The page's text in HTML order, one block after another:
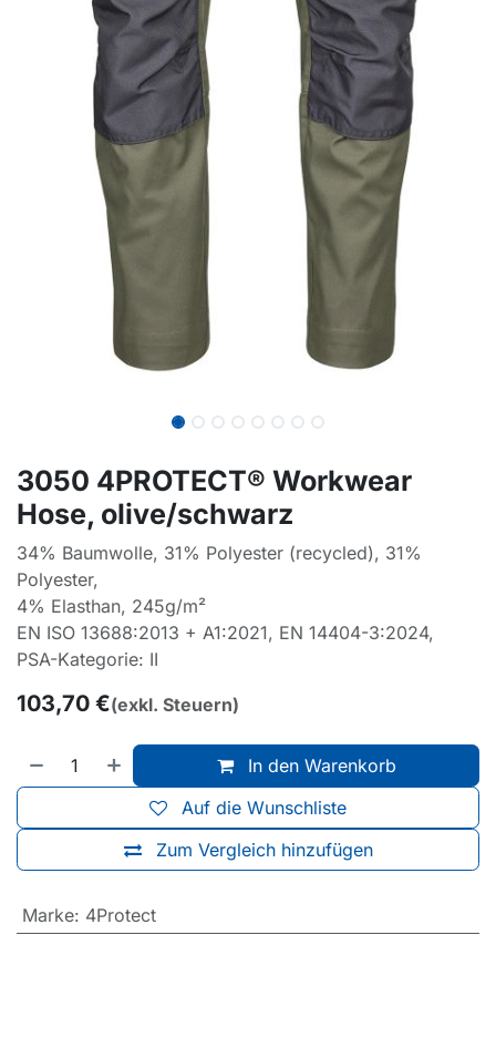
3050 4PROTECT® Workwear
Hose, olive/schwarz
34% Baumwolle, 31% Polyester (recycled), 31%
Polyester,
4% Elasthan, 245g/m²
EN ISO 13688:2013 + A1:2021, EN 14404-3:2024,
PSA-Kategorie: II
103,70 €(exkl. Steuern)
In den Warenkorb
Zum Vergleich hinzufügen
Auf die Wunschliste
Marke: 4Protect